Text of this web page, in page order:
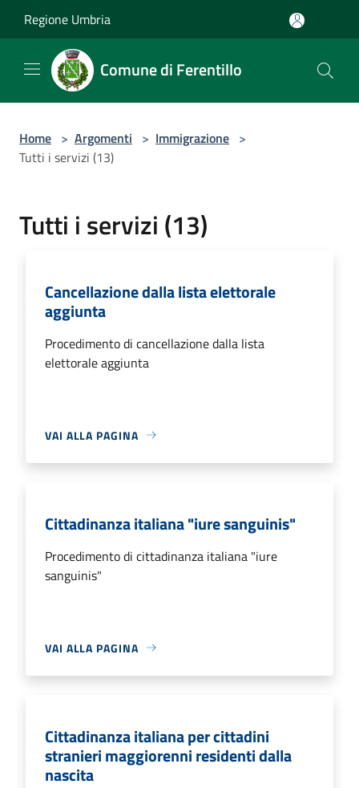
Regione Umbria
Comune di Ferentillo
Home > Argomenti > Immigrazione >
Tutti i servizi (13)
Tutti i servizi (13)
Cancellazione dalla lista elettorale
aggiunta
Procedimento di cancellazione dalla lista
elettorale aggiunta
VAI ALLA PAGINA
Cittadinanza italiana "iure sanguinis"
Procedimento di cittadinanza italiana "iure
sanguinis"
VAI ALLA PAGINA
Cittadinanza italiana per cittadini
stranieri maggiorenni residenti dalla
nascita